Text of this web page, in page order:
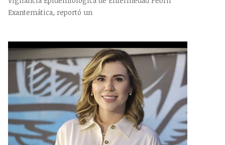
Exantemática, reportó un